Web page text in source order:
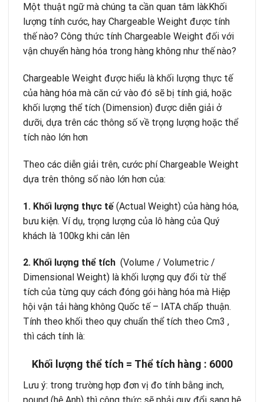
Một thuật ngữ mà chúng ta cần quan tâm làkKhối
lượng tính cước, hay Chargeable Weight được tính
thế nào? Công thức tính Chargeable Weight đối với
vận chuyển hàng hóa trong hàng không như thế nào?
Chargeable Weight được hiểu là khối lượng thực tế
của hàng hóa mà căn cứ vào đó sẽ bị tính giá, hoặc
khối lượng thể tích (Dimension) được diễn giải ở
dưỡi, dựa trên các thông số về trọng lượng hoặc thể
tích nào lớn hơn
Theo các diễn giải trên, cước phí Chargeable Weight
dựa trên thông số nào lớn hơn của:
1. Khối lượng thực tế(Actual Weight) của hàng hóa,
bưu kiện. Ví dụ, trọng lượng của lô hàng của Quý
khách là 100kg khi cân lên
2. Khối lượng thể tích (Volume / Volumetric /
Dimensional Weight) là khối lượng quy đổi từ thể
tích của từng quy cách đóng gói hàng hóa mà Hiệp
hội vận tải hàng không Quốc tế – IATA chấp thuận.
Tính theo khối theo quy chuẩn thể tích theo Cm3 ,
thì cách tính là:
Khối lượng thể tích = Thể tích hàng : 6000
Lưu ý: trong trường hợp đơn vị đo tính bằng inch,